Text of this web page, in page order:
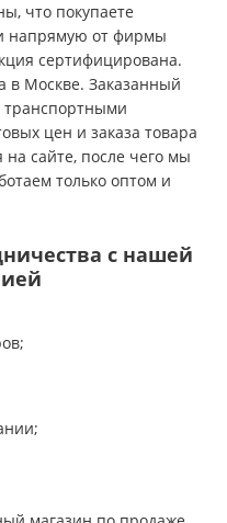
что покупаете
напрямую от фирмы
сертифицирована.
в Москве. Заказанный
транспортными
цен и заказа товара
на сайте, после чего мы
только оптом и
с нашей